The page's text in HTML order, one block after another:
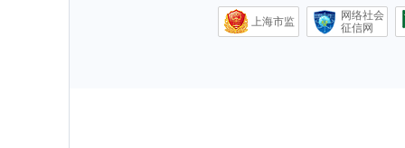
上海市监
网络社会
征信网